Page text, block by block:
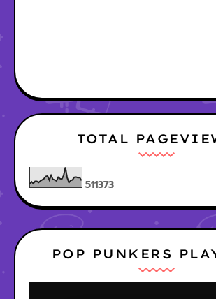
TOTAL
511373
POP PUNKERS